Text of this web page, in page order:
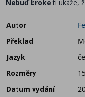
Nebuď broke ti ukáže,
Autor
Překlad
Jazyk
Rozměry
Datum vydání